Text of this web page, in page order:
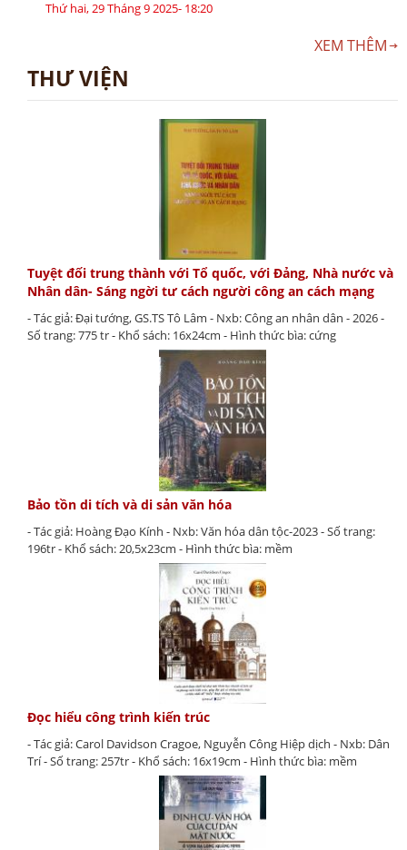
Thứ hai, 29 Tháng 9 2025- 18:20
XEM THÊM
THƯ VIỆN
Tuyệt đối trung thành với Tổ quốc, với Đảng, Nhà nước và
Nhân dân- Sáng ngời tư cách người công an cách mạng
- Tác giả: Đại tướng, GS.TS Tô Lâm - Nxb: Công an nhân dân - 2026 -
Số trang: 775 tr - Khổ sách: 16x24cm - Hình thức bìa: cứng
Bảo tồn di tích và di sản văn hóa
- Tác giả: Hoàng Đạo Kính - Nxb: Văn hóa dân tộc-2023 - Số trang:
196tr - Khổ sách: 20,5x23cm - Hình thức bìa: mềm
Đọc hiểu công trình kiến trúc
- Tác giả: Carol Davidson Cragoe, Nguyễn Công Hiệp dịch - Nxb: Dân
Trí - Số trang: 257tr - Khổ sách: 16x19cm - Hình thức bìa: mềm